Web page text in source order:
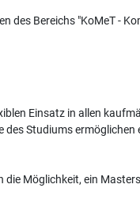
des Bereichs "KoMeT -
Einsatz in allen
Studiums
die Möglichkeit, ein